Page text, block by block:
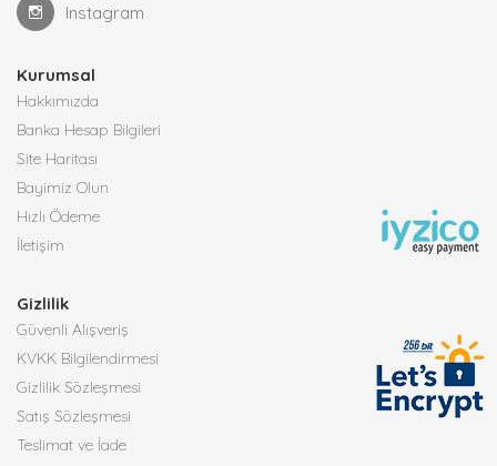
Instagram
Kurumsal
Hakkımızda
Banka Hesap Bilgileri
Site Haritası
Bayimiz Olun
Hızlı Ödeme
İletişim
Gizlilik
Güvenli Alışveriş
KVKK Bilgilendirmesi
Gizlilik Sözleşmesi
Satış Sözleşmesi
Teslimat ve İade